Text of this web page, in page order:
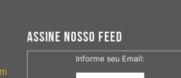
ASSINE NOSSO FEED
Informe seu Email: